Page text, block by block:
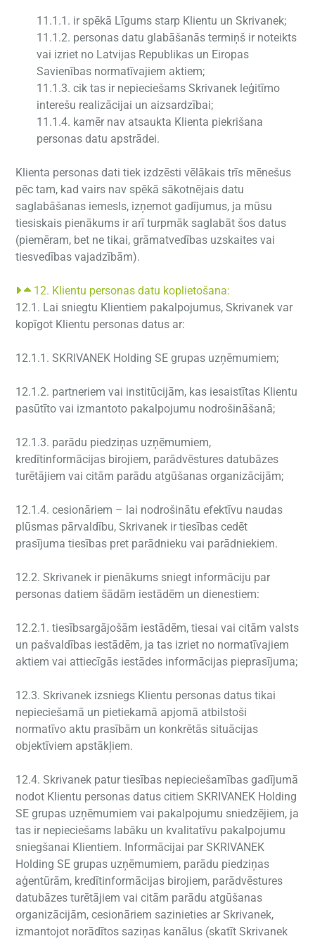
11.1.1. ir spēkā Līgums starp Klientu un Skrivanek;
11.1.2. personas datu glabāšanās termiņš ir noteikts
vai izriet no Latvijas Republikas un Eiropas
Savienības normatīvajiem aktiem;
11.1.3. cik tas ir nepieciešams Skrivanek leģitīmo
interešu realizācijai un aizsardzībai;
11.1.4. kamēr nav atsaukta Klienta piekrišana
personas datu apstrādei.
Klienta personas dati tiek izdzēsti vēlākais trīs mēnešus
pēc tam, kad vairs nav spēkā sākotnējais datu
saglabāšanas iemesls, izņemot gadījumus, ja mūsu
tiesiskais pienākums ir arī turpmāk saglabāt šos datus
(piemēram, bet ne tikai, grāmatvedības uzskaites vai
tiesvedības vajadzībām).
12. Klientu personas datu koplietošana:
12.1. Lai sniegtu Klientiem pakalpojumus, Skrivanek var
kopīgot Klientu personas datus ar:
12.1.1. SKRIVANEK Holding SE grupas uzņēmumiem;
12.1.2. partneriem vai institūcijām, kas iesaistītas Klientu
pasūtīto vai izmantoto pakalpojumu nodrošināšanā;
12.1.3. parādu piedziņas uzņēmumiem,
kredītinformācijas birojiem, parādvēstures datubāzes
turētājiem vai citām parādu atgūšanas organizācijām;
12.1.4. cesionāriem – lai nodrošinātu efektīvu naudas
plūsmas pārvaldību, Skrivanek ir tiesības cedēt
prasījuma tiesības pret parādnieku vai parādniekiem.
12.2. Skrivanek ir pienākums sniegt informāciju par
personas datiem šādām iestādēm un dienestiem:
12.2.1. tiesībsargājošām iestādēm, tiesai vai citām valsts
un pašvaldības iestādēm, ja tas izriet no normatīvajiem
aktiem vai attiecīgās iestādes informācijas pieprasījuma;
12.3. Skrivanek izsniegs Klientu personas datus tikai
nepieciešamā un pietiekamā apjomā atbilstoši
normatīvo aktu prasībām un konkrētās situācijas
objektīviem apstākļiem.
12.4. Skrivanek patur tiesības nepieciešamības gadījumā
nodot Klientu personas datus citiem SKRIVANEK Holding
SE grupas uzņēmumiem vai pakalpojumu sniedzējiem, ja
tas ir nepieciešams labāku un kvalitatīvu pakalpojumu
sniegšanai Klientiem. Informācijai par SKRIVANEK
Holding SE grupas uzņēmumiem, parādu piedziņas
aģentūrām, kredītinformācijas birojiem, parādvēstures
datubāzes turētājiem vai citām parādu atgūšanas
organizācijām, cesionāriem sazinieties ar Skrivanek,
izmantojot norādītos saziņas kanālus (skatīt Skrivanek